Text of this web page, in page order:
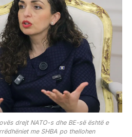
drejt NATO-s dhe BE-së është e
me SHBA po thellohen